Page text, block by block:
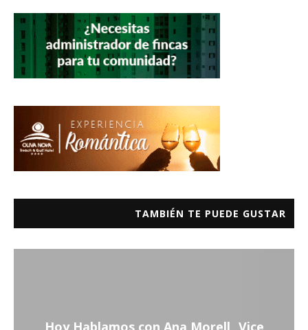
TAMBIÉN TE PUEDE GUSTAR
Hoy Hablamos con Ana Morell _Vice